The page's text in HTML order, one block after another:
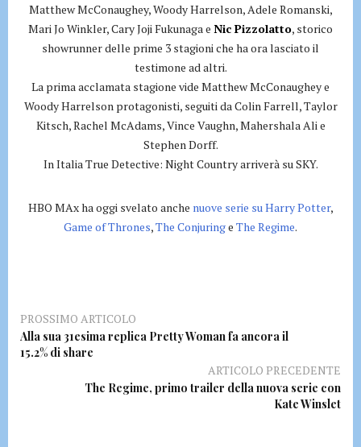
Matthew McConaughey, Woody Harrelson, Adele Romanski,
Mari Jo Winkler, Cary Joji Fukunaga e Nic Pizzolatto, storico
showrunner delle prime 3 stagioni che ha ora lasciato il
testimone ad altri.
La prima acclamata stagione vide Matthew McConaughey e
Woody Harrelson protagonisti, seguiti da Colin Farrell, Taylor
Kitsch, Rachel McAdams, Vince Vaughn, Mahershala Ali e
Stephen Dorff.
In Italia True Detective: Night Country arriverà su SKY.
HBO MAx ha oggi svelato anche nuove serie su Harry Potter,
Game of Thrones,The Conjuringe The Regime.
PROSSIMO ARTICOLO
Alla sua 31esima replica Pretty Woman fa ancora il
15.2% di share
ARTICOLO PRECEDENTE
The Regime, primo trailer della nuova serie con
Kate Winslet